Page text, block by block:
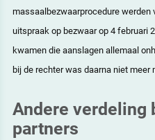
massaalbezwaarprocedure werden
uitspraak op bezwaar op 4 februari
kwamen die aanslagen allemaal
bij de rechter was daarna niet meer
Andere verdeling
partners